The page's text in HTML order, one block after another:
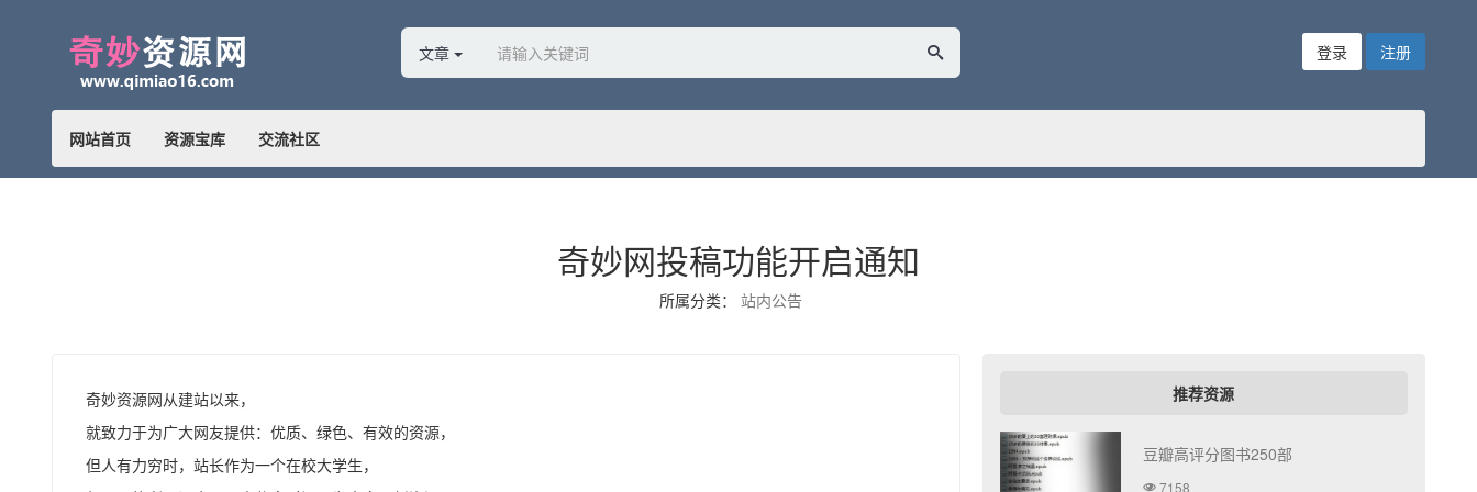
文章 登录 注册
网站首页 资源宝库 交流社区
奇妙网投稿功能开启通知
所属分类： 站内公告
奇妙资源网从建站以来，
就致力于为广大网友提供：优质、绿色、有效的资源，
但人有力穷时，站长作为一个在校大学生，
推荐资源
豆瓣高评分图书250部
7158